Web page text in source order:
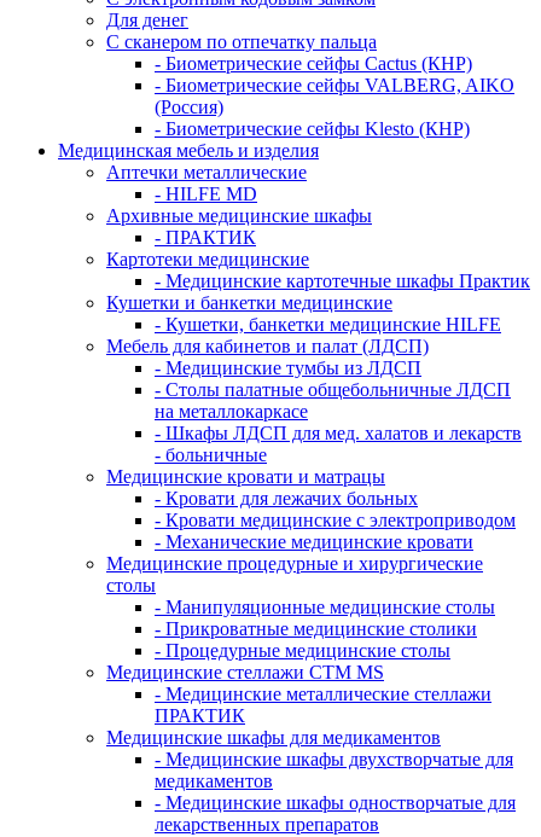
Для денег
С сканером по отпечатку пальца
- Биометрические сейфы Cactus (КНР)
- Биометрические сейфы VALBERG, AIKO
(Россия)
- Биометрические сейфы Klesto (КНР)
Медицинская мебель и изделия
Аптечки металлические
- HILFE MD
Архивные медицинские шкафы
- ПРАКТИК
Картотеки медицинские
- Медицинские картотечные шкафы Практик
Кушетки и банкетки медицинские
- Кушетки, банкетки медицинские HILFE
Мебель для кабинетов и палат (ЛДСП)
- Медицинские тумбы из ЛДСП
- Столы палатные общебольничные ЛДСП
на металлокаркасе
- Шкафы ЛДСП для мед. халатов и лекарств
- больничные
Медицинские кровати и матрацы
- Кровати для лежачих больных
- Кровати медицинские с электроприводом
- Механические медицинские кровати
Медицинские процедурные и хирургические
столы
- Манипуляционные медицинские столы
- Прикроватные медицинские столики
- Процедурные медицинские столы
Медицинские стеллажи CTM MS
- Медицинские металлические стеллажи
ПРАКТИК
Медицинские шкафы для медикаментов
- Медицинские шкафы двухстворчатые для
медикаментов
- Медицинские шкафы одностворчатые для
лекарственных препаратов